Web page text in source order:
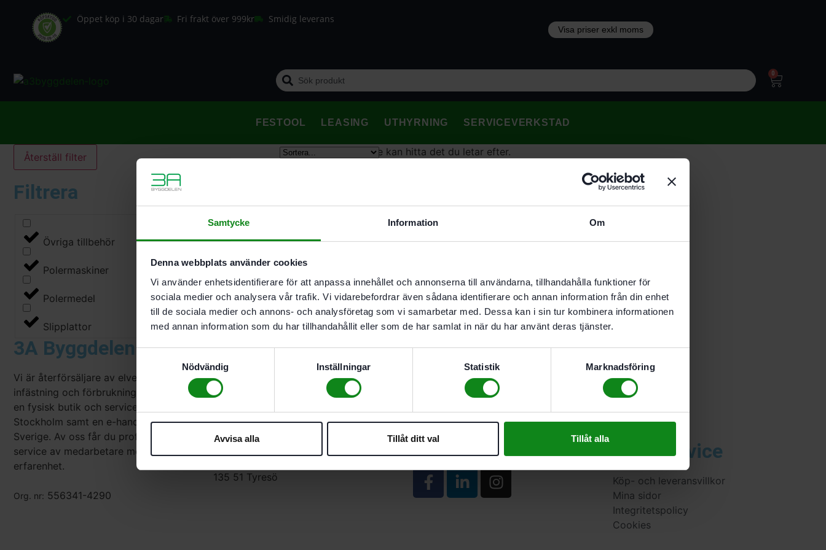
Samtycke Information Om
Denna webbplats använder cookies
Vi använder enhetsidentifierare för att anpassa innehållet och annonserna till användarna, tillhandahålla funktioner för
sociala medier och analysera vår trafik. Vi vidarebefordrar även sådana identifierare och annan information från din enhet
till de sociala medier och annons- och analysföretag som vi samarbetar med. Dessa kan i sin tur kombinera informationen
med annan information som du har tillhandahållit eller som de har samlat in när du har använt deras tjänster.
Nödvändig
Inställningar Statistik Marknadsföring
Avvisa alla Tillåt ditt val Tillåt alla
Öppet köp i 30 dagar Fri frakt över 999kr Smidig leverans
0
FESTOOL LEASING UTHYRNING SERVICEVERKSTAD
Återställ filter
Filtrera
Övriga tillbehör
Polermaskiner
Polermedel
Slipplattor
Det verkar som vi inte kan hitta det du letar efter.
3A Byggdelen
Vi är återförsäljare av elverktyg, tillbehör,
infästning och förbrukningsmaterial. Vi har
en fysisk butik och serviceverkstad i
Stockholm samt en e-handel för hela
Sverige. Av oss får du professionell
service av medarbetare med gedigen
erfarenhet.
Org. nr: 556341-4290
Våra öppettider
Måndag-Torsdag:
Fredag:
07:00-16:00
07:00-15:00
Adress
135 51 Tyresö
Kontakt
08 798 98 97
info@3abyggdelen.se
Följ oss
Butiken
Serviceverkstad
Leasing
Fysisk butik
Kundservice
Köp- och leveransvillkor
Mina sidor
Integritetspolicy
Cookies